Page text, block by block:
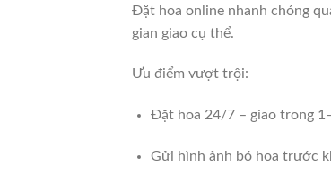
Đặt hoa online nhanh chóng
gian giao cụ thể.
Ưu điểm vượt trội:
Đặt hoa 24/7 – giao trong
Gửi hình ảnh bó hoa trước